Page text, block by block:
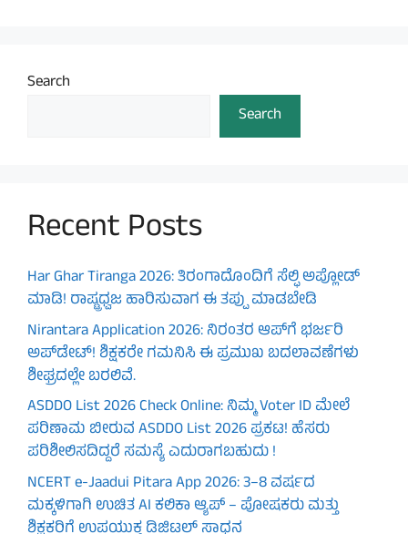
Search
Search
Recent Posts
Har Ghar Tiranga 2026: ತಿರಂಗಾದೊಂದಿಗೆ ಸೆಲ್ಫಿ ಅಪ್ಲೋಡ್
ಮಾಡಿ! ರಾಷ್ಟ್ರಧ್ವಜ ಹಾರಿಸುವಾಗ ಈ ತಪ್ಪು ಮಾಡಬೇಡಿ
Nirantara Application 2026: ನಿರಂತರ ಆಪ್‌ಗೆ ಭರ್ಜರಿ
ಅಪ್‌ಡೇಟ್! ಶಿಕ್ಷಕರೇ ಗಮನಿಸಿ ಈ ಪ್ರಮುಖ ಬದಲಾವಣೆಗಳು
ಶೀಘ್ರದಲ್ಲೇ ಬರಲಿವೆ.
ASDDO List 2026 Check Online: ನಿಮ್ಮ Voter ID ಮೇಲೆ
ಪರಿಣಾಮ ಬೀರುವ ASDDO List 2026 ಪ್ರಕಟ! ಹೆಸರು
ಪರಿಶೀಲಿಸದಿದ್ದರೆ ಸಮಸ್ಯೆ ಎದುರಾಗಬಹುದು !
NCERT e-Jaadui Pitara App 2026: 3–8 ವರ್ಷದ
ಮಕ್ಕಳಿಗಾಗಿ ಉಚಿತ AI ಕಲಿಕಾ ಆ್ಯಪ್ – ಪೋಷಕರು ಮತ್ತು